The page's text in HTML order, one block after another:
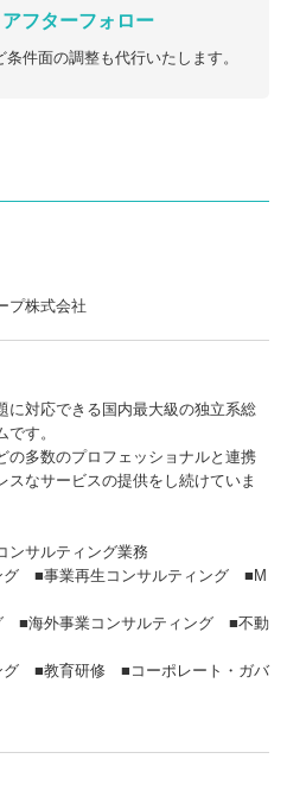
フターフォロー
件面の調整も代行いたします。
プ株式会社
に対応できる国内最大級の独立系総
す。
の多数のプロフェッショナルと連携
スなサービスの提供をし続けていま
ンサルティング業務
グ ■事業再生コンサルティング ■M
■海外事業コンサルティング ■不動
グ ■教育研修 ■コーポレート・ガバ